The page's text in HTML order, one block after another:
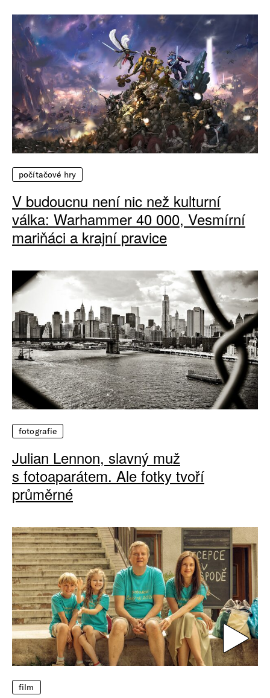
počítačové hry
V budoucnu není nic než kulturní
válka: Warhammer 40 000, Vesmírní
mariňáci a krajní pravice
fotografie
Julian Lennon, slavný muž
s fotoaparátem. Ale fotky tvoří
průměrné
film